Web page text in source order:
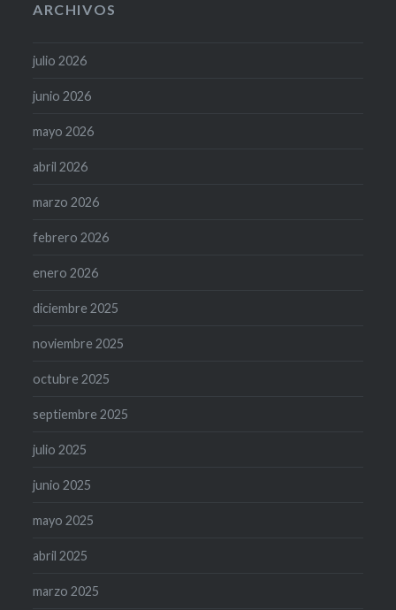
ARCHIVOS
julio 2026
junio 2026
mayo 2026
abril 2026
marzo 2026
febrero 2026
enero 2026
diciembre 2025
noviembre 2025
octubre 2025
septiembre 2025
julio 2025
junio 2025
mayo 2025
abril 2025
marzo 2025